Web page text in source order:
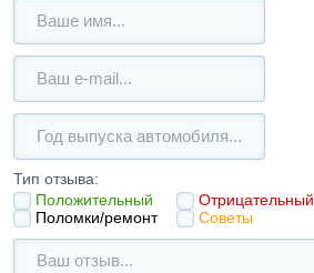
Тип отзыва:
Положительный
Отрицательный
Поломки/ремонт
Советы